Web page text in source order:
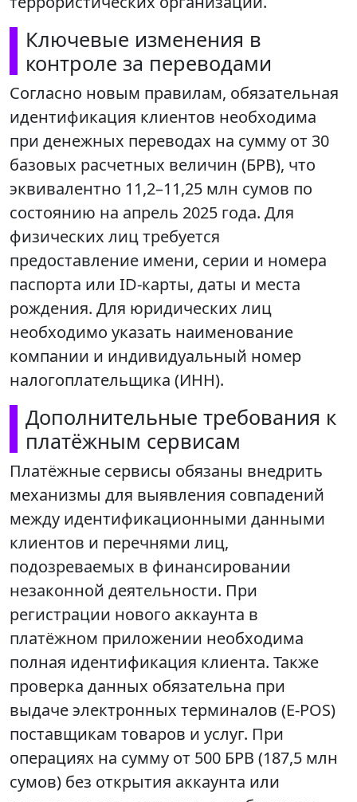
Ключевые изменения в
контроле за переводами
Согласно новым правилам, обязательная
идентификация клиентов необходима
при денежных переводах на сумму от 30
базовых расчетных величин (БРВ), что
эквивалентно 11,2–11,25 млн сумов по
состоянию на апрель 2025 года. Для
физических лиц требуется
предоставление имени, серии и номера
паспорта или ID-карты, даты и места
рождения. Для юридических лиц
необходимо указать наименование
компании и индивидуальный номер
налогоплательщика (ИНН).
Дополнительные требования к
платёжным сервисам
Платёжные сервисы обязаны внедрить
механизмы для выявления совпадений
между идентификационными данными
клиентов и перечнями лиц,
подозреваемых в финансировании
незаконной деятельности. При
регистрации нового аккаунта в
платёжном приложении необходима
полная идентификация клиента. Также
проверка данных обязательна при
выдаче электронных терминалов (E-POS)
поставщикам товаров и услуг. При
операциях на сумму от 500 БРВ (187,5 млн
сумов) без открытия аккаунта или